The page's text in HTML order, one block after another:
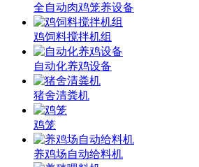
全自动肉鸡笼养设备
鸡饲料搅拌机组
自动化养鸡设备
猪舍清粪机
鸡笼
养鸡场自动给料机